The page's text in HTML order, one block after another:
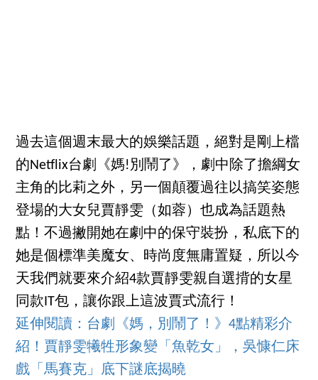
過去這個週末最大的娛樂話題，絕對是剛上檔
的Netflix台劇《媽!別鬧了》，劇中除了擔綱女
主角的比莉之外，另一個顛覆過往以搞笑姿態
登場的大女兒賈靜雯（如蓉）也成為話題熱
點！不過撇開她在劇中的保守裝扮，私底下的
她是個標準美魔女、時尚度無庸置疑，所以今
天我們就要來介紹4款賈靜雯親自選揹的女星
同款IT包，讓你跟上這波賈式流行！
延伸閱讀： 台劇《媽，別鬧了！》4點精彩介
紹！賈靜雯犧牲形象變「魚乾女」，吳慷仁床
戲「馬賽克」底下謎底揭曉